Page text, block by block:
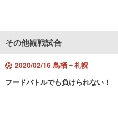
その他観戦試合
2020/02/16 鳥栖－札幌
フードバトルでも負けられない！